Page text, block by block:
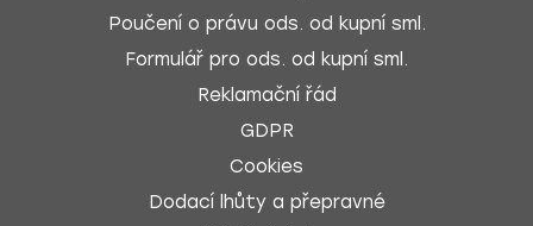
Poučení o právu ods. od kupní sml.
Formulář pro ods. od kupní sml.
Reklamační řád
GDPR
Cookies
Dodací lhůty a přepravné